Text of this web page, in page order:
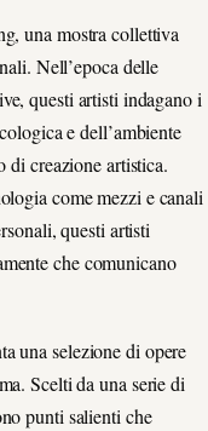
una mostra collettiva
Nell’epoca delle
questi artisti indagano i
e dell’ambiente
di creazione artistica.
come mezzi e canali
questi artisti
che comunicano
una selezione di opere
Scelti da una serie di
punti salienti che